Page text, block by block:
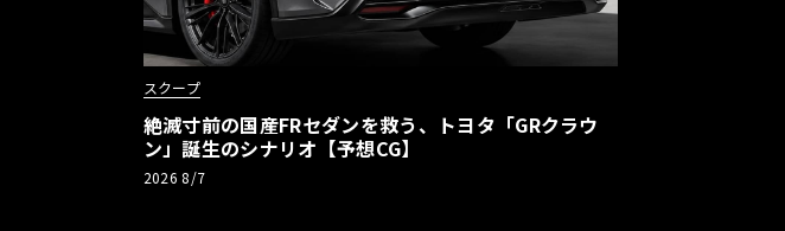
スクープ
絶滅寸前の国産FRセダンを救う、トヨタ「GRクラウ
ン」誕生のシナリオ【予想CG】
2026 8/7